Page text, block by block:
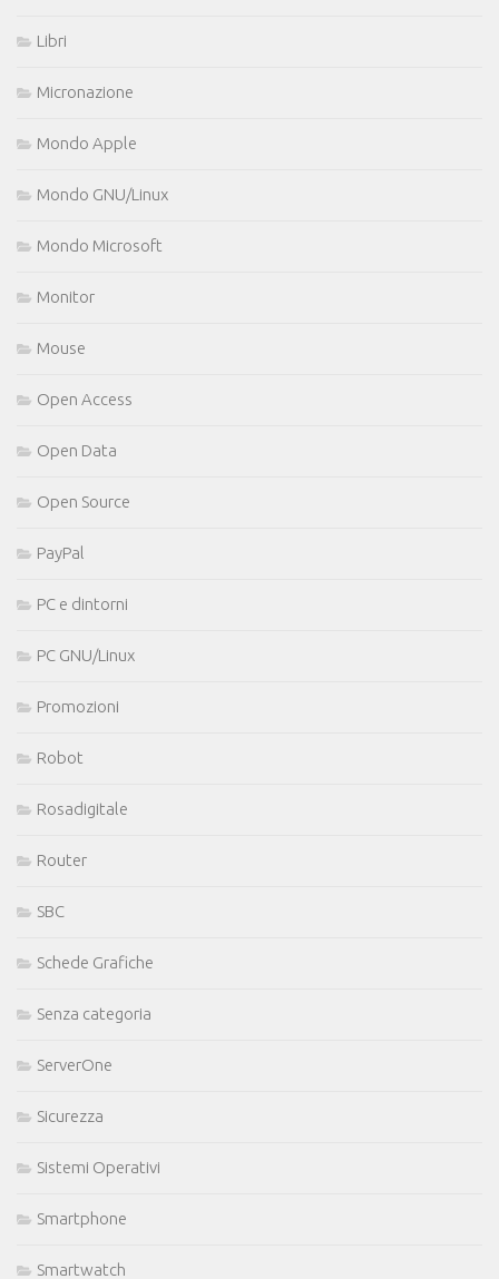
Libri
Micronazione
Mondo Apple
Mondo GNU/Linux
Mondo Microsoft
Monitor
Mouse
Open Access
Open Data
Open Source
PayPal
PC e dintorni
PC GNU/Linux
Promozioni
Robot
Rosadigitale
Router
SBC
Schede Grafiche
Senza categoria
ServerOne
Sicurezza
Sistemi Operativi
Smartphone
Smartwatch